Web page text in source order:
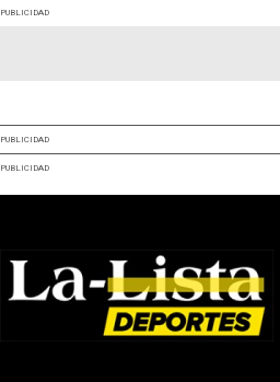
PUBLICIDAD
PUBLICIDAD
PUBLICIDAD